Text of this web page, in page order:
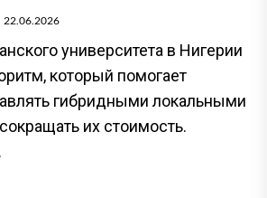
22.06.2026
университета в Нигерии
который помогает
гибридными локальными
их стоимость.